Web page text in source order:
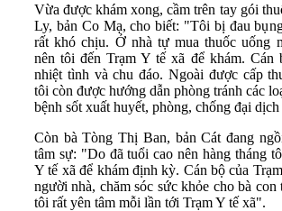
Vừa được khám xong, cầm trên tay gói
Ly, bản Co Mạ, cho biết: "Tôi bị đau
rất khó chịu. Ở nhà tự mua thuốc uống
nên tôi đến Trạm Y tế xã để khám. Cán
nhiệt tình và chu đáo. Ngoài được cấp
tôi còn được hướng dẫn phòng tránh các
bệnh sốt xuất huyết, phòng, chống đại
Còn bà Tòng Thị Ban, bản Cát đang
tâm sự: "Do đã tuổi cao nên hàng tháng
Y tế xã để khám định kỳ. Cán bộ của
người nhà, chăm sóc sức khỏe cho bà con
tôi rất yên tâm mỗi lần tới Trạm Y tế xã".